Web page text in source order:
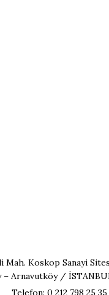
Mah. Koskop Sanayi
– Arnavutköy /
Telefon: 0 212 798 25 35